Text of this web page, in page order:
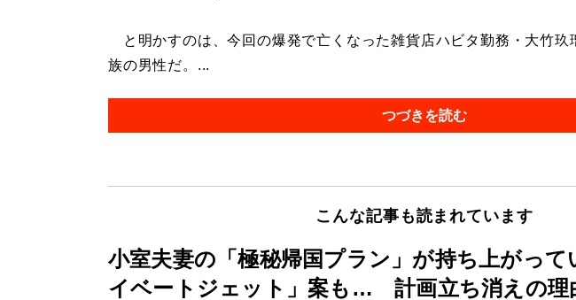
と明かすのは、今回の爆発で亡くなった雑貨店ハビタ勤務・大竹玖
族の男性だ。...
つづきを読む
こんな記事も読まれています
小室夫妻の「極秘帰国プラン」が持ち上がっ
イベートジェット」案も… 計画立ち消えの理